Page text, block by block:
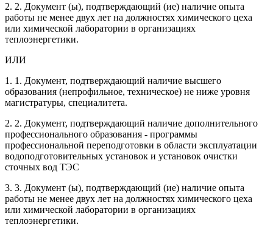
2. 2. Документ (ы), подтверждающий (ие) наличие опыта
работы не менее двух лет на должностях химического цеха
или химической лаборатории в организациях
теплоэнергетики.
ИЛИ
1. 1. Документ, подтверждающий наличие высшего
образования (непрофильное, техническое) не ниже уровня
магистратуры, специалитета.
2. 2. Документ, подтверждающий наличие дополнительного
профессионального образования - программы
профессиональной переподготовки в области эксплуатации
водоподготовительных установок и установок очистки
сточных вод ТЭС
3. 3. Документ (ы), подтверждающий (ие) наличие опыта
работы не менее двух лет на должностях химического цеха
или химической лаборатории в организациях
теплоэнергетики.